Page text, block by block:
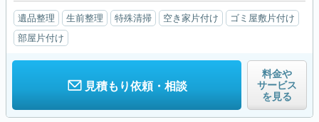
遺品整理 生前整理 特殊清掃 空き家片付け
ゴミ屋敷片付け
部屋片付け
見積もり依頼・相談
料金や
サービス
を見る